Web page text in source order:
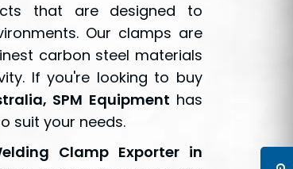
that are designed to
Our clamps are
carbon steel materials
If you're looking to buy
SPM Equipment has
suit your needs.
Clamp Exporter in